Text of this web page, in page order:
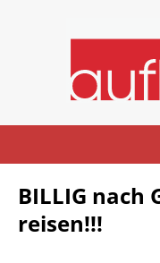
BILLIG nach
reisen!!!